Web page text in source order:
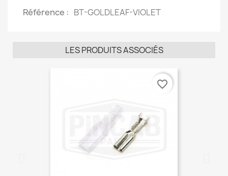
Référence BT-GOLDLEAF-VIOLET
LES PRODUITS ASSOCIÉS
favorite_border